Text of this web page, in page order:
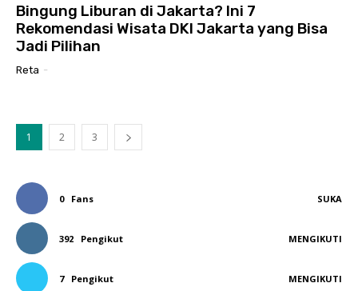
Bingung Liburan di Jakarta? Ini 7
Rekomendasi Wisata DKI Jakarta yang Bisa
Jadi Pilihan
Reta -
1 2 3
0 Fans SUKA
392 Pengikut MENGIKUTI
7 Pengikut MENGIKUTI